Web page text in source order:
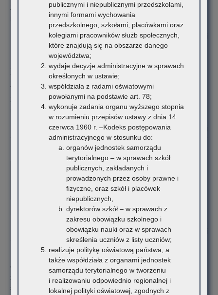
Załączniki Informacja o liczbie wolnych miejsc na semestr
pierwszy klas…
Czytaj więcej
6 sierpnia 2026
Konkurs stypendialny dla romskich uczniów szkół
ponadpodstawowych oraz studentów romskich
Związek Romów Polskich ogłasza konkurs stypendialny dla
romskich uczniów szkół…
Czytaj więcej
6 sierpnia 2026
VI edycja Ogólnopolskiej Olimpiady Wiedzy o
Procesie Inwestycyjno-Budowlanym
Komitet Główny Ogólnopolskiej Olimpiady Wiedzy
o Procesie Inwestycyjno-Budowlanym przekazuje
harmonogram…
Czytaj więcej
5 sierpnia 2026
Ogłoszenie o naborze kandydatów na stanowisko doradcy
metodycznego dla nauczycieli szkół i placówek znajdujących
się na terenie województwa małopolskiego
publicznymi i niepublicznymi przedszkolami,
innymi formami wychowania
przedszkolnego, szkołami, placówkami oraz
kolegiami pracowników służb społecznych,
które znajdują się na obszarze danego
województwa;
wydaje decyzje administracyjne w sprawach
określonych w ustawie;
współdziała z radami oświatowymi
powołanymi na podstawie art. 78;
wykonuje zadania organu wyższego stopnia
w rozumieniu przepisów ustawy z dnia 14
czerwca 1960 r. –Kodeks postępowania
administracyjnego w stosunku do:
organów jednostek samorządu
terytorialnego – w sprawach szkół
publicznych, zakładanych i
prowadzonych przez osoby prawne i
fizyczne, oraz szkół i placówek
niepublicznych,
dyrektorów szkół – w sprawach z
zakresu obowiązku szkolnego i
obowiązku nauki oraz w sprawach
skreślenia uczniów z listy uczniów;
realizuje politykę oświatową państwa, a
także współdziała z organami jednostek
samorządu terytorialnego w tworzeniu
i realizowaniu odpowiednio regionalnej i
lokalnej polityki oświatowej, zgodnych z